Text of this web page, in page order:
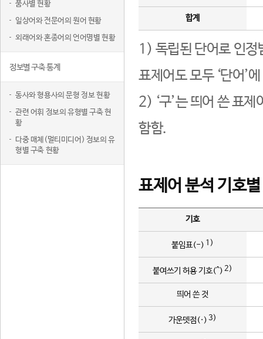
품사별 현황
일상어와 전문어의 원어 현황
외래어와 혼종어의 언어명별 현황
정보별 구축 통계
동사와 형용사의 문형 정보 현황
관련 어휘 정보의 유형별 구축 현
황
다중 매체(멀티미디어) 정보의 유
형별 구축 현황
합계
1) 독립된 단어로 인정
표제어도 모두 ‘단어’
2) ‘구’는 띄어 쓴 표
함함.
표제어 분석 기호
기호
붙임표(-) 1)
붙여쓰기 허용 기호(^) 2)
띄어 쓴 것
가운뎃점(·) 3)